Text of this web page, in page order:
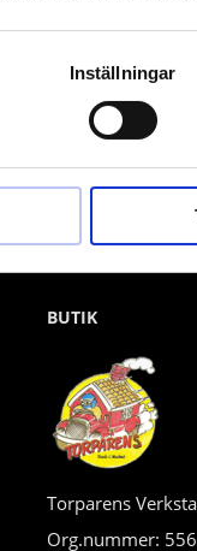
Inställningar
BUTIK
Torparens
Org.nummer: